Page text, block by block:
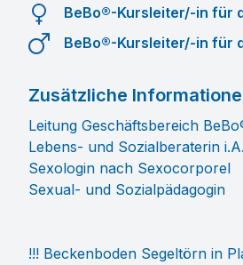
BeBo®-Kursleiter/-in für
BeBo®-Kursleiter/-in für
Zusätzliche
Leitung Geschäftsbereich
Lebens- und Sozialberaterin
Sexologin nach Sexocorporel
Sexual- und Sozialpädagogin
!!! Beckenboden Segeltörn in